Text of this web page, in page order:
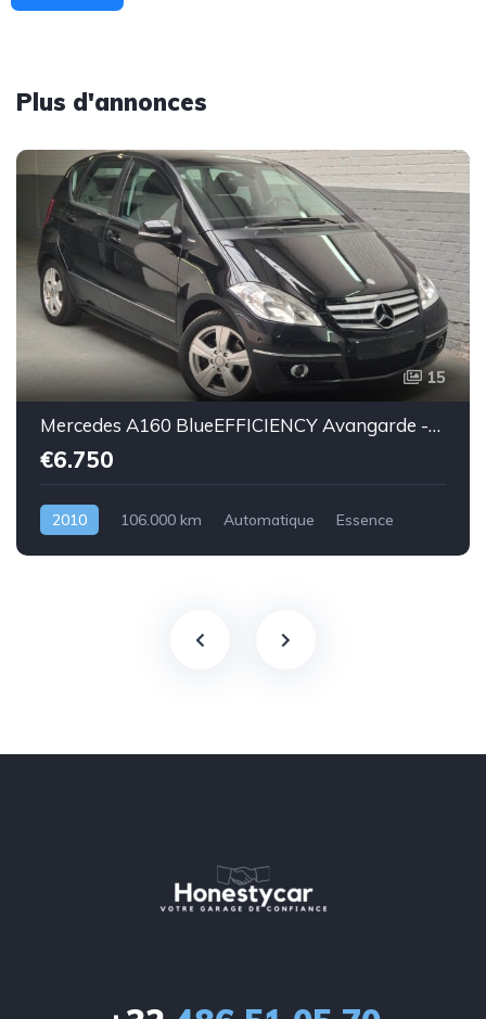
Plus d'annonces
15
Mercedes A160 BlueEFFICIENCY Avangarde -essence euro 5-2010-106.000km-Top état -Garantie
€6.750
2010 106.000 km Automatique Essence